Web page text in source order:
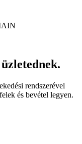
rendszerével
és bevétel legyen.